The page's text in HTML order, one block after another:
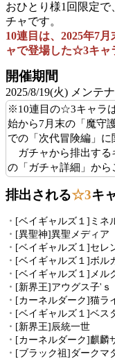
おひとり様1回限定で
チャです。
10連目は、2025年7
ャで登場した☆3キャ
開催期間
2025/8/19(火) メンテ
※10連目の☆3キャラは
始から7月末の「魔守
での「次代冒険編」に
ガチャから排出する
の「ガチャ詳細」か
排出される☆3キ
・ [ベイギャルズ１]ミネ
・ [異聖神]異聖メディア
・ [ベイギャルズ１]セレ
・ [ベイギャルズ１]ボル
・ [ベイギャルズ１]メル
・ [新界王]アウグス子'ｓ
・ [カーネルダーク]猫ラ
・ [ベイギャルズ１]ベス
・ [新界王]辰統一世
・ [カーネルダーク]麒麟
・ [ブラック祖]ダークマ